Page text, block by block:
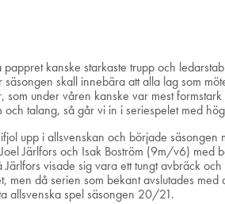
kanske starkaste trupp och
skall innebära att alla lag som
som under våren kanske var mest
och talang, så går vi in i seriespelet med
upp i allsvenskan och började
Järlfors och Isak Boström (9m/v6) med
visade sig vara ett tungt avbräck
men då serien som bekant avslutades
allsvenska spel säsongen 20/21.